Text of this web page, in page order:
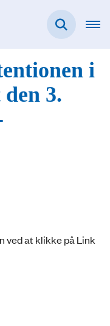
i
3.
ved at klikke på Link